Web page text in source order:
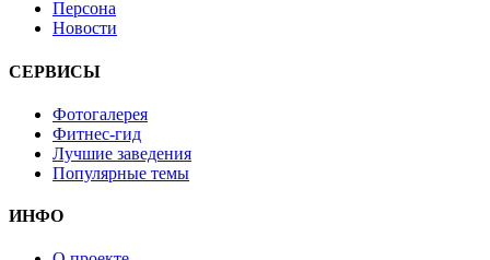
Персона
Новости
СЕРВИСЫ
Фотогалерея
Фитнес-гид
Лучшие заведения
Популярные темы
ИНФО